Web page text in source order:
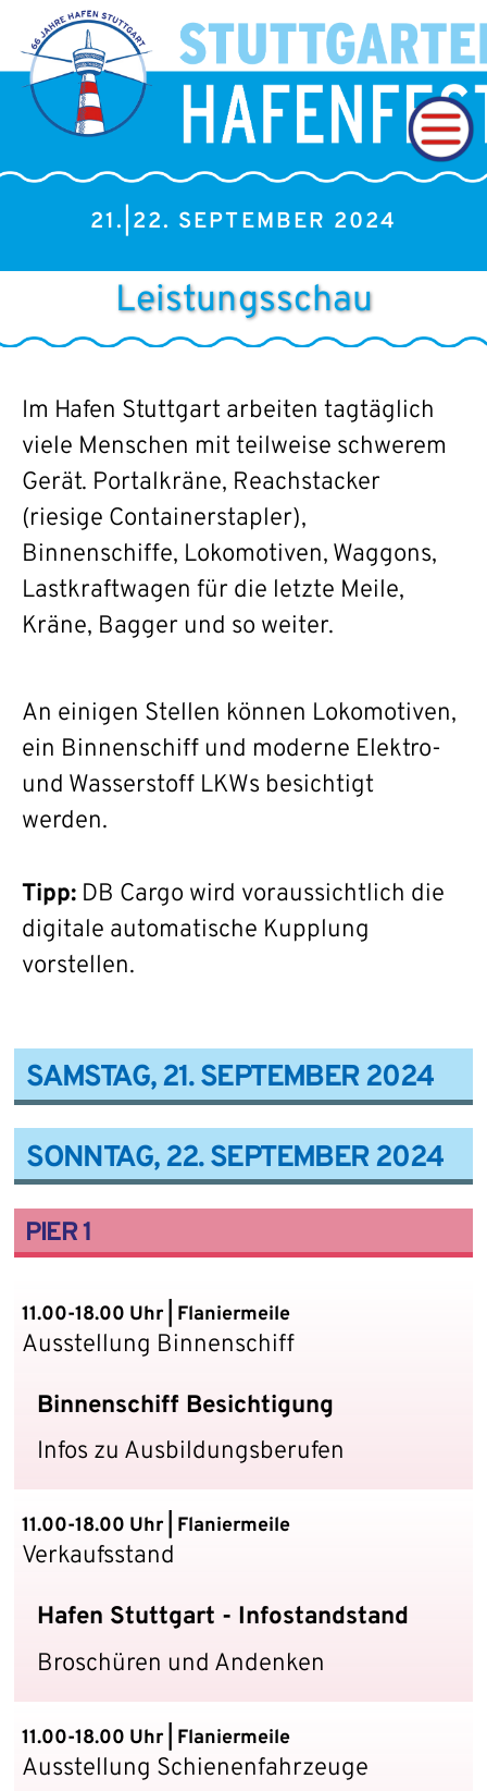
21.|22. SEPTEMBER 2024
Leistungsschau
Im Hafen Stuttgart arbeiten tagtäglich
viele Menschen mit teilweise schwerem
Gerät. Portalkräne, Reachstacker
(riesige Containerstapler),
Binnenschiffe, Lokomotiven, Waggons,
Lastkraftwagen für die letzte Meile,
Kräne, Bagger und so weiter.
An einigen Stellen können Lokomotiven,
ein Binnenschiff und moderne Elektro-
und Wasserstoff LKWs besichtigt
werden.
Tipp: DB Cargo wird voraussichtlich die
digitale automatische Kupplung
vorstellen.
SAMSTAG, 21. SEPTEMBER 2024
SONNTAG, 22. SEPTEMBER 2024
PIER 1
11.00-18.00 Uhr | Flaniermeile
Ausstellung Binnenschiff
Binnenschiff Besichtigung
Infos zu Ausbildungsberufen
11.00-18.00 Uhr | Flaniermeile
Verkaufsstand
Hafen Stuttgart - Infostandstand
Broschüren und Andenken
11.00-18.00 Uhr | Flaniermeile
Ausstellung Schienenfahrzeuge